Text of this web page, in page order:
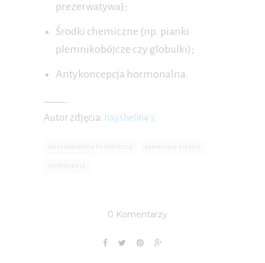
prezerwatywa);
Środki chemiczne (np. pianki
plemnikobójcze czy globulki);
Antykoncepcja hormonalna.
——-
Autor zdjęcia: naysheℓℓ64’s
ANTYKONCEPCJA PO PORODZIE KARMIENIE PIERSIĄ
PO PORODZIE
0 Komentarzy